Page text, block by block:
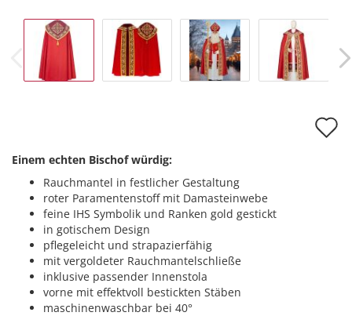
Einem echten Bischof würdig:
Rauchmantel in festlicher Gestaltung
roter Paramentenstoff mit Damasteinwebe
feine IHS Symbolik und Ranken gold gestickt
in gotischem Design
pflegeleicht und strapazierfähig
mit vergoldeter Rauchmantelschließe
inklusive passender Innenstola
vorne mit effektvoll bestickten Stäben
maschinenwaschbar bei 40°